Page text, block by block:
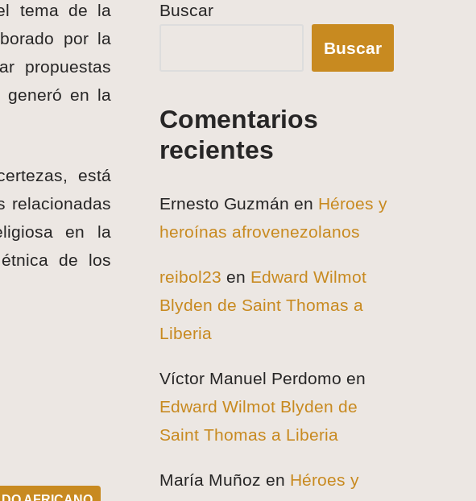
tema de la
por la
propuestas
generó en la
está
relacionadas
en la
de los
Buscar
Buscar
Comentarios
recientes
Ernesto Guzmán en Héroes y
heroínas afrovenezolanos
reibol23 en Edward Wilmot
Blyden de Saint Thomas a
Liberia
Víctor Manuel Perdomo en
Edward Wilmot Blyden de
Saint Thomas a Liberia
María Muñoz en Héroes y